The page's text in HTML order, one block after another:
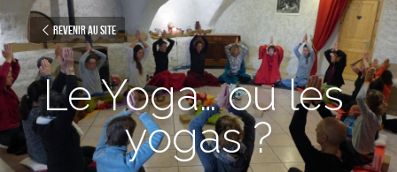
Revenir au site
Le Yoga… ou les
yogas ?